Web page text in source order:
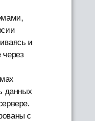
и
через
данных
с